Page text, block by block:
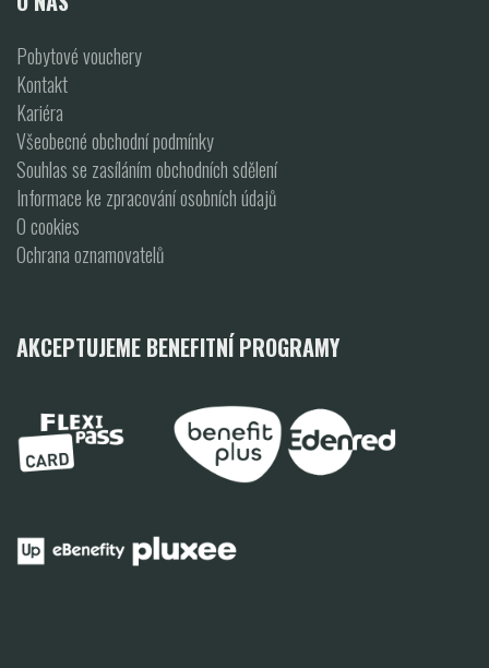
Pobytové vouchery
Kontakt
Kariéra
Všeobecné obchodní podmínky
Souhlas se zasíláním obchodních sdělení
Informace ke zpracování osobních údajů
O cookies
Ochrana oznamovatelů
AKCEPTUJEME BENEFITNÍ PROGRAMY